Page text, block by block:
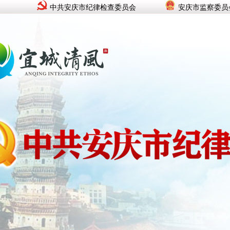
中共安庆市纪律检查委员会 安庆市监察委